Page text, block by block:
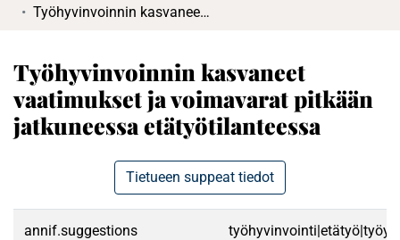
Työhyvinvoinnin kasvaneet vaatimukset ja voimavarat pitkään jatkuneessa etätyötilanteessa
Työhyvinvoinnin kasvaneet
vaatimukset ja voimavarat pitkään
jatkuneessa etätyötilanteessa
Tietueen suppeat tiedot
annif.suggestions